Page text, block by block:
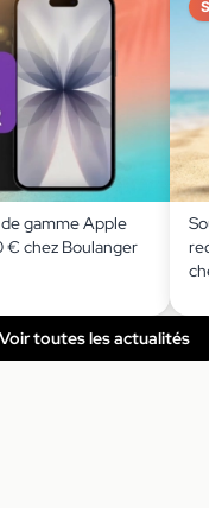
gamme Apple
€ chez Boulanger
Voir toutes les actualités